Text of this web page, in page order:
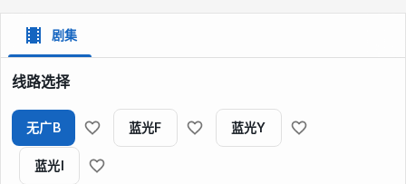
剧集
线路选择
无广B 蓝光F 蓝光Y
蓝光I